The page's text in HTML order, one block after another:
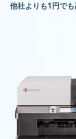
他社よりも1円で